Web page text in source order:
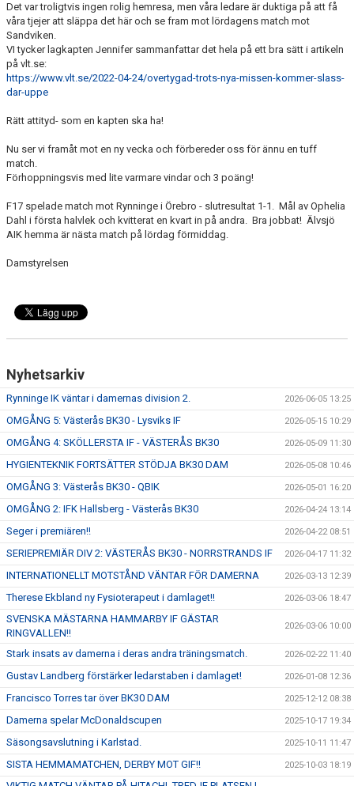
Det var troligtvis ingen rolig hemresa, men våra ledare är duktiga på att få
våra tjejer att släppa det här och se fram mot lördagens match mot
Sandviken.
VI tycker lagkapten Jennifer sammanfattar det hela på ett bra sätt i artikeln
på vlt.se:
https://www.vlt.se/2022-04-24/overtygad-trots-nya-missen-kommer-slass-
dar-uppe
Rätt attityd- som en kapten ska ha!
Nu ser vi framåt mot en ny vecka och förbereder oss för ännu en tuff
match.
Förhoppningsvis med lite varmare vindar och 3 poäng!
F17 spelade match mot Rynninge i Örebro - slutresultat 1-1. Mål av Ophelia
Dahl i första halvlek och kvitterat en kvart in på andra. Bra jobbat! Älvsjö
AIK hemma är nästa match på lördag förmiddag.
Damstyrelsen
Nyhetsarkiv
Rynninge IK väntar i damernas division 2. 2026-06-05 13:25
OMGÅNG 5: Västerås BK30 - Lysviks IF 2026-05-15 10:29
OMGÅNG 4: SKÖLLERSTA IF - VÄSTERÅS BK30 2026-05-09 11:30
HYGIENTEKNIK FORTSÄTTER STÖDJA BK30 DAM 2026-05-08 10:46
OMGÅNG 3: Västerås BK30 - QBIK 2026-05-01 16:20
OMGÅNG 2: IFK Hallsberg - Västerås BK30 2026-04-24 13:14
Seger i premiären!! 2026-04-22 08:51
SERIEPREMIÄR DIV 2: VÄSTERÅS BK30 - NORRSTRANDS IF 2026-04-17 11:32
INTERNATIONELLT MOTSTÅND VÄNTAR FÖR DAMERNA 2026-03-13 12:39
Therese Ekbland ny Fysioterapeut i damlaget!! 2026-03-06 18:47
SVENSKA MÄSTARNA HAMMARBY IF GÄSTAR
RINGVALLEN!!
2026-03-06 10:00
Stark insats av damerna i deras andra träningsmatch. 2026-02-22 11:40
Gustav Landberg förstärker ledarstaben i damlaget! 2026-01-08 12:36
Francisco Torres tar över BK30 DAM 2025-12-12 08:38
Damerna spelar McDonaldscupen 2025-10-17 19:34
Säsongsavslutning i Karlstad. 2025-10-11 11:47
SISTA HEMMAMATCHEN, DERBY MOT GIF!! 2025-10-03 18:19